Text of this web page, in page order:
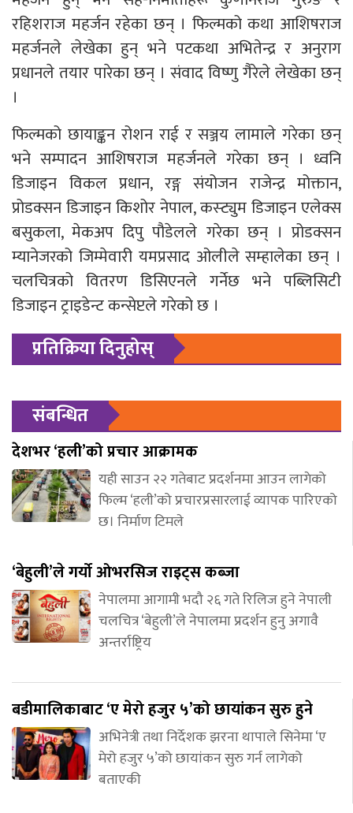
रहिशराज महर्जन रहेका छन् । फिल्मको कथा आशिषराज
महर्जनले लेखेका हुन् भने पटकथा अभितेन्द्र र अनुराग
प्रधानले तयार पारेका छन् । संवाद विष्णु गैरेले लेखेका छन्
।
फिल्मको छायाङ्कन रोशन राई र सञ्जय लामाले गरेका छन्
भने सम्पादन आशिषराज महर्जनले गरेका छन् । ध्वनि
डिजाइन विकल प्रधान, रङ्ग संयोजन राजेन्द्र मोक्तान,
प्रोडक्सन डिजाइन किशोर नेपाल, कस्ट्युम डिजाइन एलेक्स
बसुकला, मेकअप दिपु पौडेलले गरेका छन् । प्रोडक्सन
म्यानेजरको जिम्मेवारी यमप्रसाद ओलीले सम्हालेका छन् ।
चलचित्रको वितरण डिसिएनले गर्नेछ भने पब्लिसिटी
डिजाइन ट्राइडेन्ट कन्सेप्टले गरेको छ ।
प्रतिक्रिया दिनुहोस्
संबन्धित
देशभर ‘हली’को प्रचार आक्रामक
यही साउन २२ गतेबाट प्रदर्शनमा आउन लागेको
फिल्म ‘हली’को प्रचारप्रसारलाई व्यापक पारिएको
छ। निर्माण टिमले
‘बेहुली’ले गर्यो ओभरसिज राइट्स कब्जा
नेपालमा आगामी भदौ २६ गते रिलिज हुने नेपाली
चलचित्र ‘बेहुली’ले नेपालमा प्रदर्शन हुनु अगावै
अन्तर्राष्ट्रिय
बडीमालिकाबाट ‘ए मेरो हजुर ५’को छायांकन सुरु हुने
अभिनेत्री तथा निर्देशक झरना थापाले सिनेमा ‘ए
मेरो हजुर ५’को छायांकन सुरु गर्न लागेको
बताएकी